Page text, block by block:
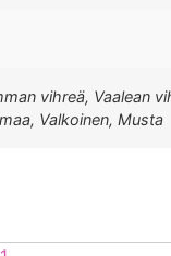
vihreä, Vaalean
Valkoinen, Musta